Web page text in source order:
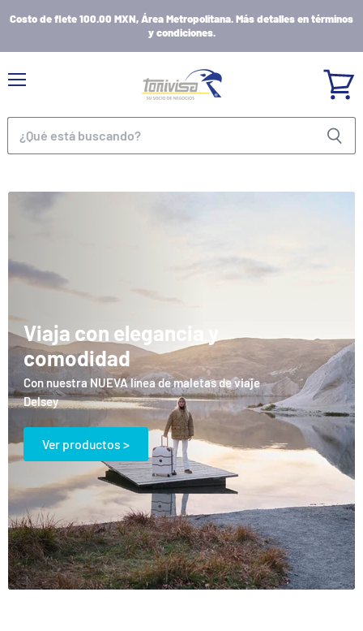
Costo de flete 100.00 MXN, Área Metropolitana. Más detalles en términos
y condiciones.
carrito
Viaja con elegancia y
comodidad
Con nuestra NUEVA línea de maletas de viaje
Delsey
Ver productos >